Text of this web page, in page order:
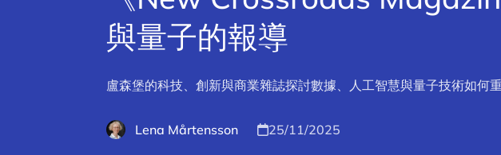
與量子的報導
盧森堡的科技、創新與商業雜誌探討數據、人工智慧與量子技術如何重
Lena Mårtensson 25/11/2025